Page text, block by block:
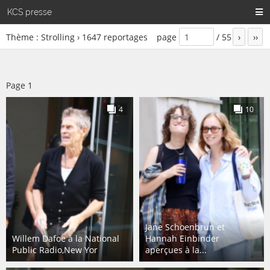
KCS presse
Thème : Strolling › 1647 reportages page / 55 › ››
Page 1
Willem Dafoe à la National
Public Radio,New Yor
4
Jane Schoenbrun et
Hannah Einbinder
aperçues à la...
10